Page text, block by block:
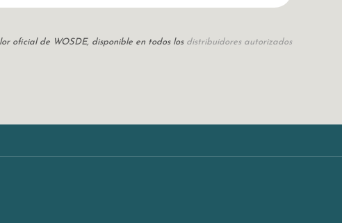
oficial de WOSDE, disponible en todos los distribuidores autorizados